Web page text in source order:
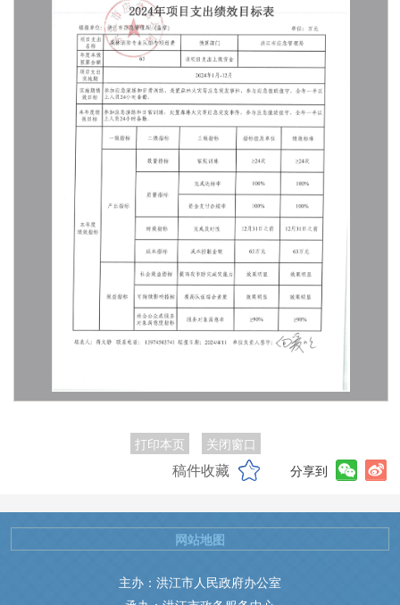
打印本页 关闭窗口
稿件收藏 分享到
主办：洪江市人民政府办公室
网站地图